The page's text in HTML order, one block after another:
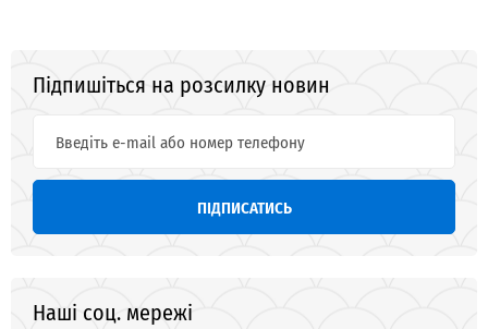
Підпишіться на розсилку новин
ПІДПИСАТИСЬ
Наші соц. мережі